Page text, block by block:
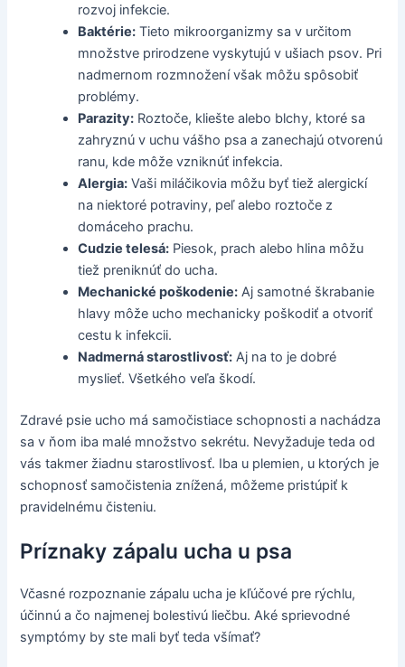
rozvoj infekcie.
Baktérie: Tieto mikroorganizmy sa v určitom
množstve prirodzene vyskytujú v ušiach psov. Pri
nadmernom rozmnožení však môžu spôsobiť
problémy.
Parazity: Roztoče, kliešte alebo blchy, ktoré sa
zahryznú v uchu vášho psa a zanechajú otvorenú
ranu, kde môže vzniknúť infekcia.
Alergia: Vaši miláčikovia môžu byť tiež alergickí
na niektoré potraviny, peľ alebo roztoče z
domáceho prachu.
Cudzie telesá: Piesok, prach alebo hlina môžu
tiež preniknúť do ucha.
Mechanické poškodenie: Aj samotné škrabanie
hlavy môže ucho mechanicky poškodiť a otvoriť
cestu k infekcii.
Nadmerná starostlivosť: Aj na to je dobré
myslieť. Všetkého veľa škodí.
Zdravé psie ucho má samočistiace schopnosti a nachádza
sa v ňom iba malé množstvo sekrétu. Nevyžaduje teda od
vás takmer žiadnu starostlivosť. Iba u plemien, u ktorých je
schopnosť samočistenia znížená, môžeme pristúpiť k
pravidelnému čisteniu.
Príznaky zápalu ucha u psa
Včasné rozpoznanie zápalu ucha je kľúčové pre rýchlu,
účinnú a čo najmenej bolestivú liečbu. Aké sprievodné
symptómy by ste mali byť teda všímať?